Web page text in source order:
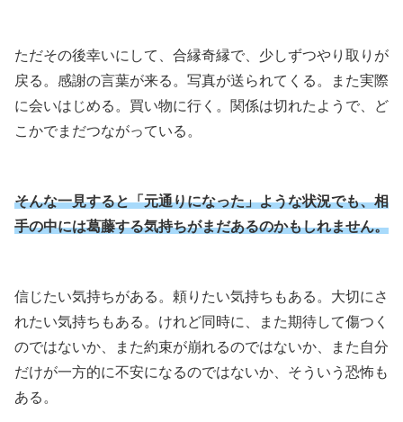
ただその後幸いにして、合縁奇縁で、少しずつやり取りが
戻る。感謝の言葉が来る。写真が送られてくる。また実際
に会いはじめる。買い物に行く。関係は切れたようで、ど
こかでまだつながっている。
そんな一見すると「元通りになった」ような状況でも、相
手の中には葛藤する気持ちがまだあるのかもしれません。
信じたい気持ちがある。頼りたい気持ちもある。大切にさ
れたい気持ちもある。けれど同時に、また期待して傷つく
のではないか、また約束が崩れるのではないか、また自分
だけが一方的に不安になるのではないか、そういう恐怖も
ある。